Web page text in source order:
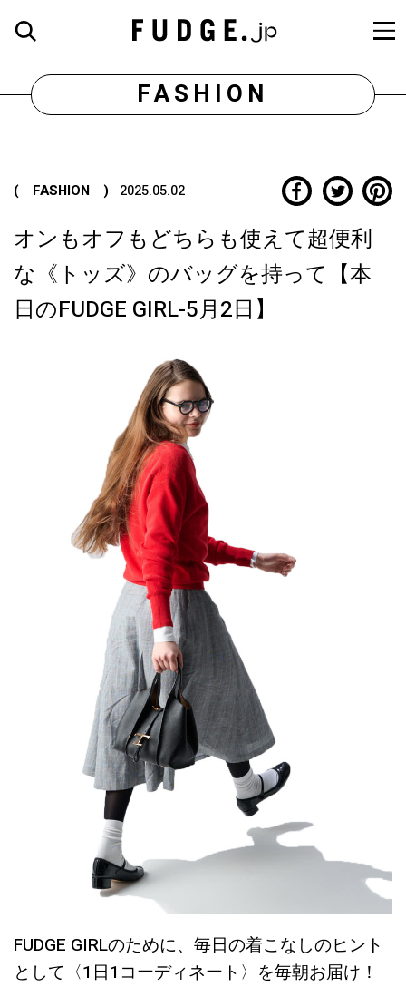
FASHION
( FASHION ) 2025.05.02
オンもオフもどちらも使えて超便利
な《トッズ》のバッグを持って【本
日のFUDGE GIRL-5月2日】
FUDGE GIRLのために、毎日の着こなしのヒント
として〈1日1コーディネート〉を毎朝お届け！